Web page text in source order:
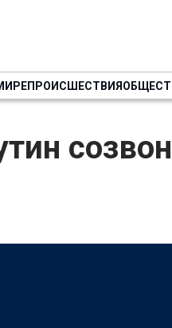
ПРОИСШЕСТВИЯ